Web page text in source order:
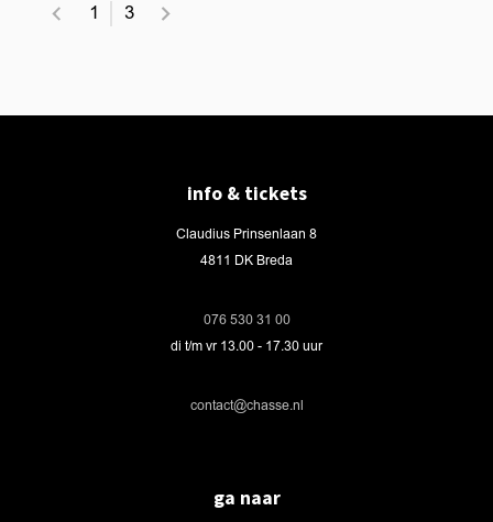
1 3
info & tickets
Claudius Prinsenlaan 8
4811 DK Breda
076 530 31 00
di t/m vr 13.00 - 17.30 uur
contact@chasse.nl
ga naar